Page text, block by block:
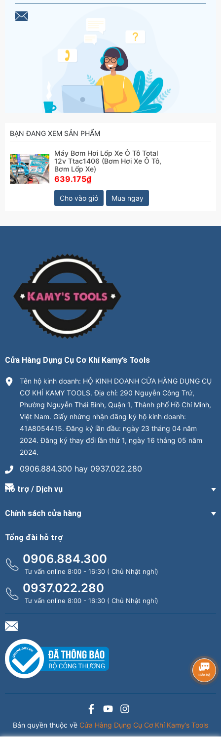
BẠN ĐANG XEM SẢN PHẨM
Máy Bơm Hơi Lốp Xe Ô Tô Total
12v Ttac1406 (Bơm Hơi Xe Ô Tô,
Bơm Lốp Xe)
639.175₫
Cho vào giỏ Mua ngay
Cửa Hàng Dụng Cụ Cơ Khí Kamy’s Tools
Tên hộ kinh doanh: HỘ KINH DOANH CỬA HÀNG DỤNG CỤ
CƠ KHÍ KAMY TOOLS. Địa chỉ: 290 Nguyễn Công Trứ,
Phường Nguyễn Thái Bình, Quận 1, Thành phố Hồ Chí Minh,
Việt Nam. Giấy nhứng nhận đăng ký hộ kinh doanh:
41A8054415. Đăng ký lần đầu: ngày 23 tháng 04 năm
2024. Đăng ký thay đổi lần thứ 1, ngày 16 tháng 05 năm
2024.
0906.884.300 hay 0937.022.280
Hỗ trợ / Dịch vụ
Chính sách cửa hàng
Tổng đài hỗ trợ
0906.884.300
Tư vấn online 8:00 - 16:30 ( Chủ Nhật nghỉ)
0937.022.280
Tư vấn online 8:00 - 16:30 ( Chủ Nhật nghỉ)
Bản quyền thuộc về Cửa Hàng Dụng Cụ Cơ Khí Kamy’s Tools